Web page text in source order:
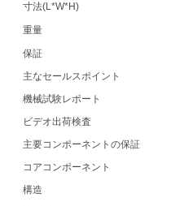
寸法(L*W*H)
重量
保証
主なセールスポイント
機械試験レポート
ビデオ出荷検査
主要コンポーネントの保証
コアコンポーネント
構造